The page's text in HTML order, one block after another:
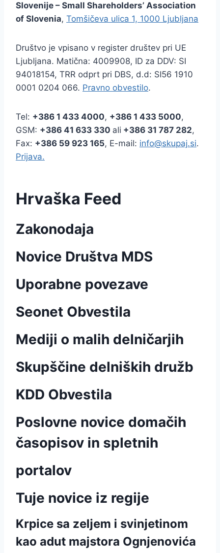
Slovenije – Small Shareholders’ Association
of Slovenia, Tomšičeva ulica 1, 1000 Ljubljana
Društvo je vpisano v register društev pri UE
Ljubljana. Matična: 4009908, ID za DDV: SI
94018154, TRR odprt pri DBS, d.d: SI56 1910
0001 0204 066. Pravno obvestilo.
Tel: +386 1 433 4000, +386 1 433 5000,
GSM: +386 41 633 330 ali +386 31 787 282,
Fax: +386 59 923 165, E-mail: info@skupaj.si.
Prijava.
Hrvaška Feed
Zakonodaja
Novice Društva MDS
Uporabne povezave
Seonet Obvestila
Mediji o malih delničarjih
Skupščine delniških družb
KDD Obvestila
Poslovne novice domačih
časopisov in spletnih
portalov
Tuje novice iz regije
Krpice sa zeljem i svinjetinom
kao adut majstora Ognjenovića